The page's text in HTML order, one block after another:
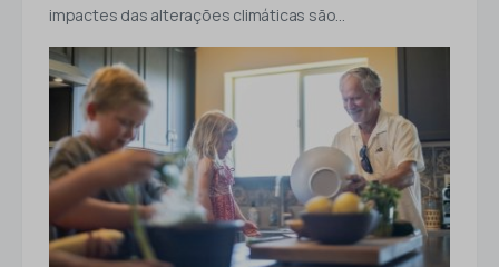
impactes das alterações climáticas são…